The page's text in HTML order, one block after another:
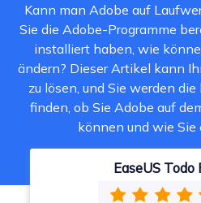
Kann man Adobe auf
Sie die Adobe-Programme
installiert haben, wie
ändern? Dieser Artikel kann
zu lösen, und Sie werden
finden, ob Sie Adobe auf
können und wie Sie
EaseUS Todo